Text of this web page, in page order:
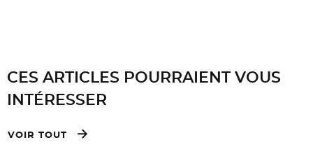
CES ARTICLES POURRAIENT VOUS
INTÉRESSER
VOIR TOUT